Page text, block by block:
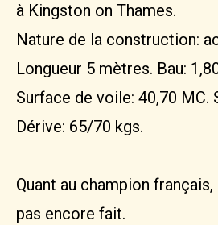
à Kingston on Thames.
Nature de la construction:
Longueur 5 mètres. Bau:
Surface de voile: 40,70 MC.
Dérive: 65/70 kgs.
Quant au champion français,
pas encore fait.